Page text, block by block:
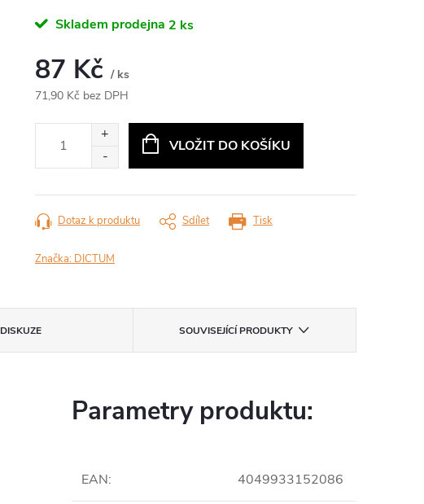
Skladem prodejna 2 ks
87 Kč / ks
71,90 Kč bez DPH
VLOŽIT DO KOŠÍKU
Tisk
Dotaz k produktu Sdílet
Značka: DICTUM
DISKUZE SOUVISEJÍCÍ PRODUKTY
Parametry produktu:
EAN: 4049933152086